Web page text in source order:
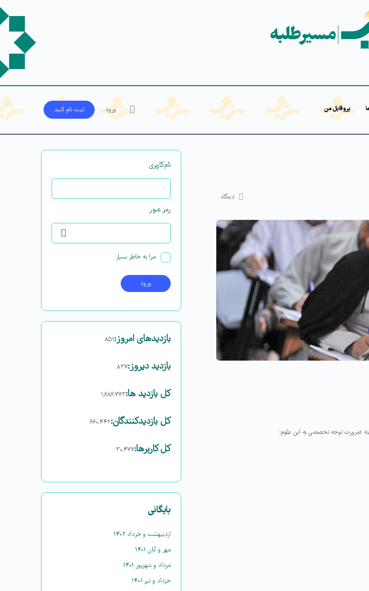
پروفایل من ورود ثبت‌ نام کنید
دیدگاه
ضرورت توجه تخصصی به این علوم؛
نام‌کاربری
رمز عبور
مرا به خاطر بسپار
بازدیدهای امروز:۸۵۱
بازدید دیروز:۸۳۷
کل بازدید ها:۱,۶۸۶,۷۷۳
کل بازدیدکنند‌گان:۶۶۰,۴۴۲
کل کاربرها:۳۰,۴۷۷
بایگانی
اردیبهشت و خرداد ۱۴۰۲
مهر و آبان ۱۴۰۱
مرداد و شهریور ۱۴۰۱
خرداد و تیر ۱۴۰۱